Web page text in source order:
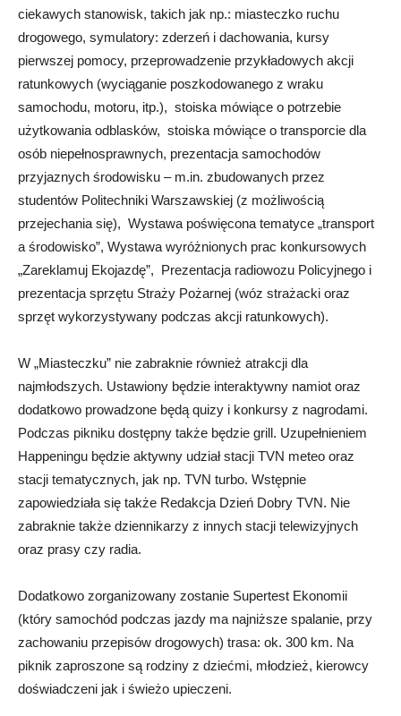
ciekawych stanowisk, takich jak np.: miasteczko ruchu
drogowego, symulatory: zderzeń i dachowania, kursy
pierwszej pomocy, przeprowadzenie przykładowych akcji
ratunkowych (wyciąganie poszkodowanego z wraku
samochodu, motoru, itp.), stoiska mówiące o potrzebie
użytkowania odblasków, stoiska mówiące o transporcie dla
osób niepełnosprawnych, prezentacja samochodów
przyjaznych środowisku – m.in. zbudowanych przez
studentów Politechniki Warszawskiej (z możliwością
przejechania się), Wystawa poświęcona tematyce „transport
a środowisko”, Wystawa wyróżnionych prac konkursowych
„Zareklamuj Ekojazdę”, Prezentacja radiowozu Policyjnego i
prezentacja sprzętu Straży Pożarnej (wóz strażacki oraz
sprzęt wykorzystywany podczas akcji ratunkowych).
W „Miasteczku” nie zabraknie również atrakcji dla
najmłodszych. Ustawiony będzie interaktywny namiot oraz
dodatkowo prowadzone będą quizy i konkursy z nagrodami.
Podczas pikniku dostępny także będzie grill. Uzupełnieniem
Happeningu będzie aktywny udział stacji TVN meteo oraz
stacji tematycznych, jak np. TVN turbo. Wstępnie
zapowiedziała się także Redakcja Dzień Dobry TVN. Nie
zabraknie także dziennikarzy z innych stacji telewizyjnych
oraz prasy czy radia.
Dodatkowo zorganizowany zostanie Supertest Ekonomii
(który samochód podczas jazdy ma najniższe spalanie, przy
zachowaniu przepisów drogowych) trasa: ok. 300 km. Na
piknik zaproszone są rodziny z dziećmi, młodzież, kierowcy
doświadczeni jak i świeżo upieczeni.